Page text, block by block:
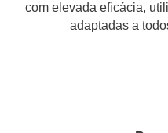
com elevada eficácia,
adaptadas a